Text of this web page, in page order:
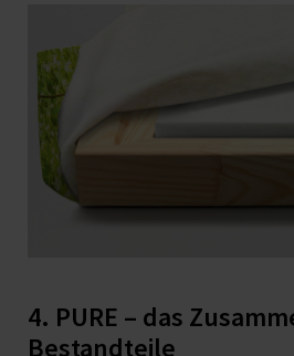
4. PURE – das
Bestandteile